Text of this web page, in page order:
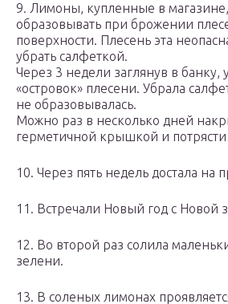
9. Лимоны, купленные в
образовывать при брожении
поверхности. Плесень эта
убрать салфеткой.
Через 3 недели заглянув в банку,
«островок» плесени. Убрала
не образовывалась.
Можно раз в несколько дней
герметичной крышкой и
10. Через пять недель достала на
11. Встречали Новый год с Новой
12. Во второй раз солила
зелени.
13. В соленых лимонах